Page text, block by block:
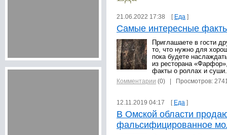
21.06.2022 17:38 [ Еда ]
Самые интересные
Приглашаете в гости
то, что нужно для
пока будете
из ресторана
факты о роллах и суши.
Комментарии (0) | Просмотров:
12.11.2019 04:17 [ Еда ]
В Омской области
фальсифицированное